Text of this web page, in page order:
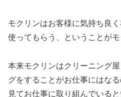
モクリンはお客様に気持ち良
使ってもらう、ということが
本来モクリンはクリーニング
グをすることがお仕事にはな
見てお仕事に取り組んでいると